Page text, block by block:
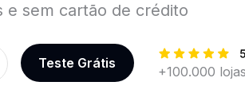
e sem cartão de crédito
Teste Grátis
+100.000